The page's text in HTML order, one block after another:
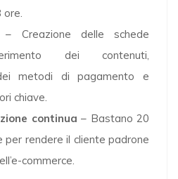
ore.
– Creazione delle schede
dei contenuti,
metodi di pagamento e
chiave.
continua – Bastano 20
per rendere il cliente padrone
commerce.